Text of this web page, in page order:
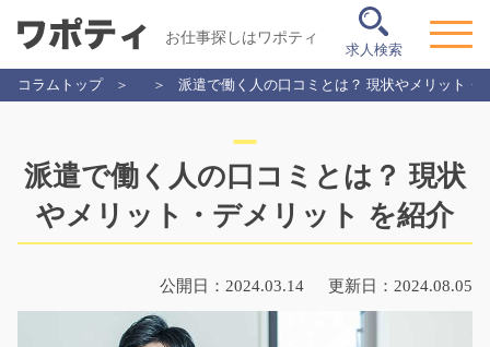
お仕事探しはワポティ
求人検索
コラムトップ 派遣で働く人の口コミとは？ 現状やメリット・
派遣で働く人の口コミとは？ 現状
やメリット・デメリット を紹介
公開日：2024.03.14 更新日：2024.08.05